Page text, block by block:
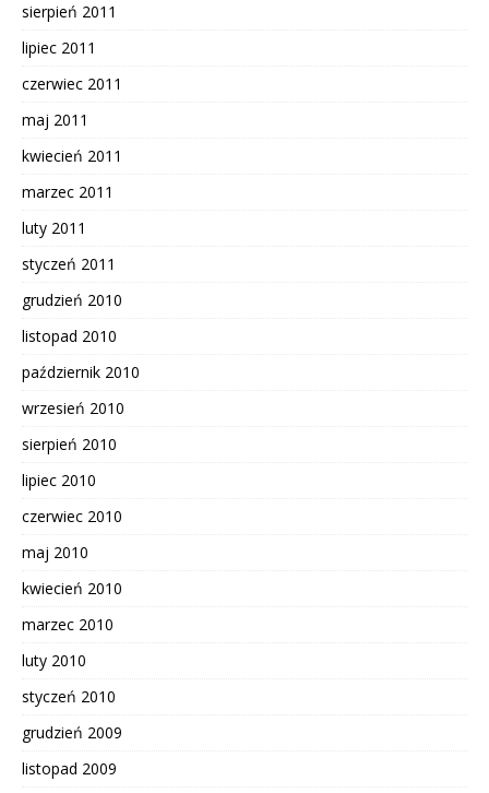
sierpień 2011
lipiec 2011
czerwiec 2011
maj 2011
kwiecień 2011
marzec 2011
luty 2011
styczeń 2011
grudzień 2010
listopad 2010
październik 2010
wrzesień 2010
sierpień 2010
lipiec 2010
czerwiec 2010
maj 2010
kwiecień 2010
marzec 2010
luty 2010
styczeń 2010
grudzień 2009
listopad 2009